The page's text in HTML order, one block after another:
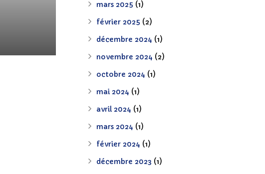
mars 2025 (1)
février 2025 (2)
décembre 2024 (1)
novembre 2024 (2)
octobre 2024 (1)
mai 2024 (1)
avril 2024 (1)
mars 2024 (1)
février 2024 (1)
décembre 2023 (1)